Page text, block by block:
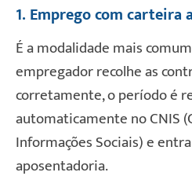
1. Emprego com carteira
É a modalidade mais
empregador recolhe as
corretamente, o período é
automaticamente no CNIS
Informações Sociais) e
aposentadoria.